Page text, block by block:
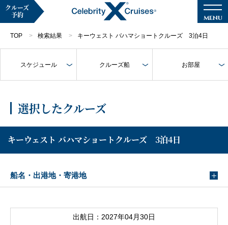
クルーズ検索
キャンペーン・特集
クルーズの楽しみ方
船内へようこそ
クルーズ
予約
TOP 検索結果 キーウェスト バハマショートクルーズ 3泊4日
スケジュール クルーズ船 お部屋
選択したクルーズ
キーウェスト バハマショートクルーズ 3泊4日
船名・出港地・寄港地
出航日：2027年04月30日